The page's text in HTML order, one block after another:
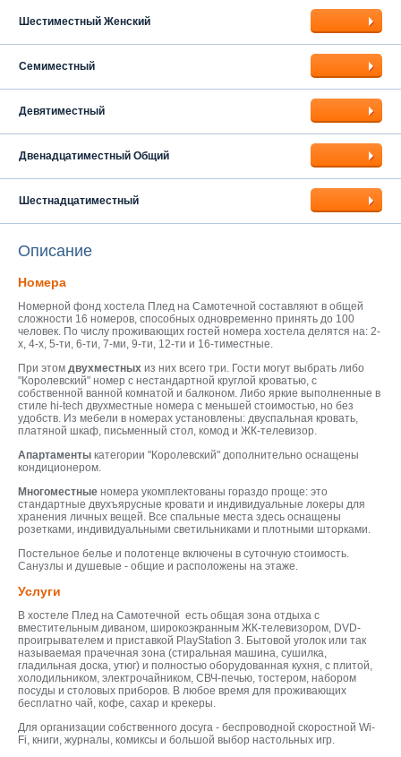
Шестиместный Женский
Семиместный
Девятиместный
Двенадцатиместный Общий
Шестнадцатиместный
Описание
Номера
Номерной фонд хостела Плед на Самотечной составляют в общей
сложности 16 номеров, способных одновременно принять до 100
человек. По числу проживающих гостей номера хостела делятся на: 2-
х, 4-х, 5-ти, 6-ти, 7-ми, 9-ти, 12-ти и 16-тиместные.
При этом двухместных из них всего три. Гости могут выбрать либо
"Королевский" номер с нестандартной круглой кроватью, с
собственной ванной комнатой и балконом. Либо яркие выполненные в
стиле hi-tech двухместные номера с меньшей стоимостью, но без
удобств. Из мебели в номерах установлены: двуспальная кровать,
платяной шкаф, письменный стол, комод и ЖК-телевизор.
Апартаменты категории "Королевский" дополнительно оснащены
кондиционером.
Многоместные номера укомплектованы гораздо проще: это
стандартные двухъярусные кровати и индивидуальные локеры для
хранения личных вещей. Все спальные места здесь оснащены
розетками, индивидуальными светильниками и плотными шторками.
Постельное белье и полотенце включены в суточную стоимость.
Санузлы и душевые - общие и расположены на этаже.
Услуги
В хостеле Плед на Самотечной есть общая зона отдыха с
вместительным диваном, широкоэкранным ЖК-телевизором, DVD-
проигрывателем и приставкой PlayStation 3. Бытовой уголок или так
называемая прачечная зона (стиральная машина, сушилка,
гладильная доска, утюг) и полностью оборудованная кухня, с плитой,
холодильником, электрочайником, СВЧ-печью, тостером, набором
посуды и столовых приборов. В любое время для проживающих
бесплатно чай, кофе, сахар и крекеры.
Для организации собственного досуга - беспроводной скоростной Wi-
Fi, книги, журналы, комиксы и большой выбор настольных игр.